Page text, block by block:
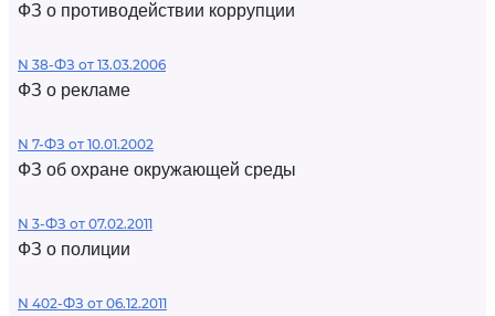
ФЗ о противодействии коррупции
N 38-ФЗ от 13.03.2006
ФЗ о рекламе
N 7-ФЗ от 10.01.2002
ФЗ об охране окружающей среды
N 3-ФЗ от 07.02.2011
ФЗ о полиции
N 402-ФЗ от 06.12.2011